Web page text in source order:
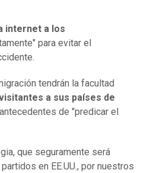
internet a los
para evitar el
tendrán la facultad
a sus países de
de "predicar el
que seguramente será
en EE.UU., por nuestros